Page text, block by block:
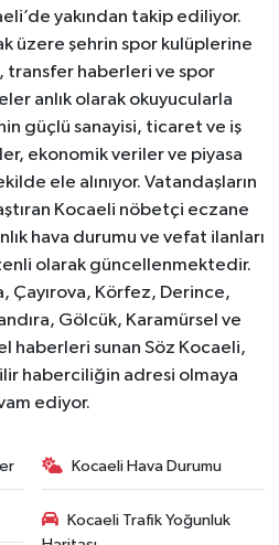
yakından takip ediliyor.
üzere şehrin spor kulüplerine
transfer haberleri ve spor
anlık olarak okuyucularla
güçlü sanayisi, ticaret ve iş
ekonomik veriler ve piyasa
ele alınıyor. Vatandaşların
Kocaeli nöbetçi eczane
hava durumu ve vefat ilanları
olarak güncellenmektedir.
Çayırova, Körfez, Derince,
Gölcük, Karamürsel ve
haberleri sunan Söz Kocaeli,
haberciliğin adresi olmaya
ediyor.
Kocaeli Hava Durumu
Kocaeli Trafik Yoğunluk